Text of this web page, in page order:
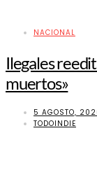
NACIONAL
Ilegales
muertos»
5 AGOSTO,
TODOINDIE